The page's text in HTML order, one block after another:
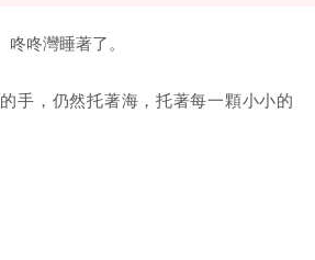
咚灣睡著了。
手，仍然托著海，托著每一顆小小的